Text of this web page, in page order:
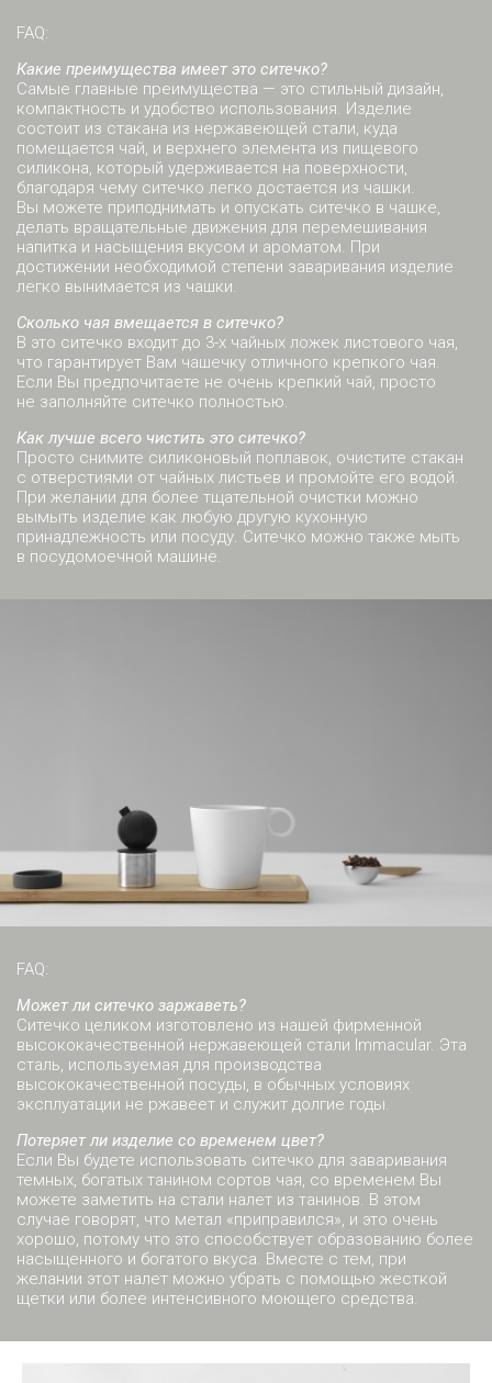
FAQ:
Какие преимущества имеет это ситечко?
Самые главные преимущества — это стильный дизайн,
компактность и удобство использования. Изделие
состоит из стакана из нержавеющей стали, куда
помещается чай, и верхнего элемента из пищевого
силикона, который удерживается на поверхности,
благодаря чему ситечко легко достается из чашки.
Вы можете приподнимать и опускать ситечко в чашке,
делать вращательные движения для перемешивания
напитка и насыщения вкусом и ароматом. При
достижении необходимой степени заваривания изделие
легко вынимается из чашки.
Сколько чая вмещается в ситечко?
В это ситечко входит до 3-х чайных ложек листового чая,
что гарантирует Вам чашечку отличного крепкого чая.
Если Вы предпочитаете не очень крепкий чай, просто
не заполняйте ситечко полностью.
Как лучше всего чистить это ситечко?
Просто снимите силиконовый поплавок, очистите стакан
с отверстиями от чайных листьев и промойте его водой.
При желании для более тщательной очистки можно
вымыть изделие как любую другую кухонную
принадлежность или посуду. Ситечко можно также мыть
в посудомоечной машине.
FAQ:
Может ли ситечко заржаветь?
Ситечко целиком изготовлено из нашей фирменной
высококачественной нержавеющей стали Immacular. Эта
сталь, используемая для производства
высококачественной посуды, в обычных условиях
эксплуатации не ржавеет и служит долгие годы.
Потеряет ли изделие со временем цвет?
Если Вы будете использовать ситечко для заваривания
темных, богатых танином сортов чая, со временем Вы
можете заметить на стали налет из танинов. В этом
случае говорят, что метал «приправился», и это очень
хорошо, потому что это способствует образованию более
насыщенного и богатого вкуса. Вместе с тем, при
желании этот налет можно убрать с помощью жесткой
щетки или более интенсивного моющего средства.